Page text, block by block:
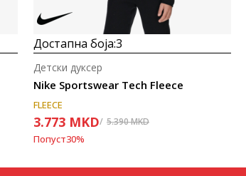
Достапна боја:3
Nike Sportswear Tech Fleece
Детски дуксер
FLEECE
3.773 MKD 5.390MKD
Попуст30%